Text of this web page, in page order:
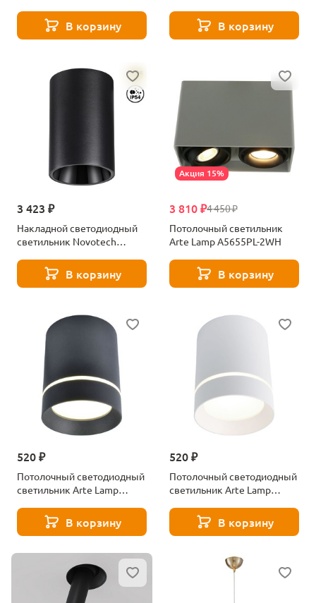
В корзину В корзину
3 423 ₽
Накладной светодиодный
светильник Novotech
В корзину
Акция 15%
4 450 ₽
3 810 ₽
Потолочный светильник
Arte Lamp A5655PL-2WH
В корзину
520 ₽
Потолочный светодиодный
светильник Arte Lamp
В корзину
520 ₽
Потолочный светодиодный
светильник Arte Lamp
В корзину